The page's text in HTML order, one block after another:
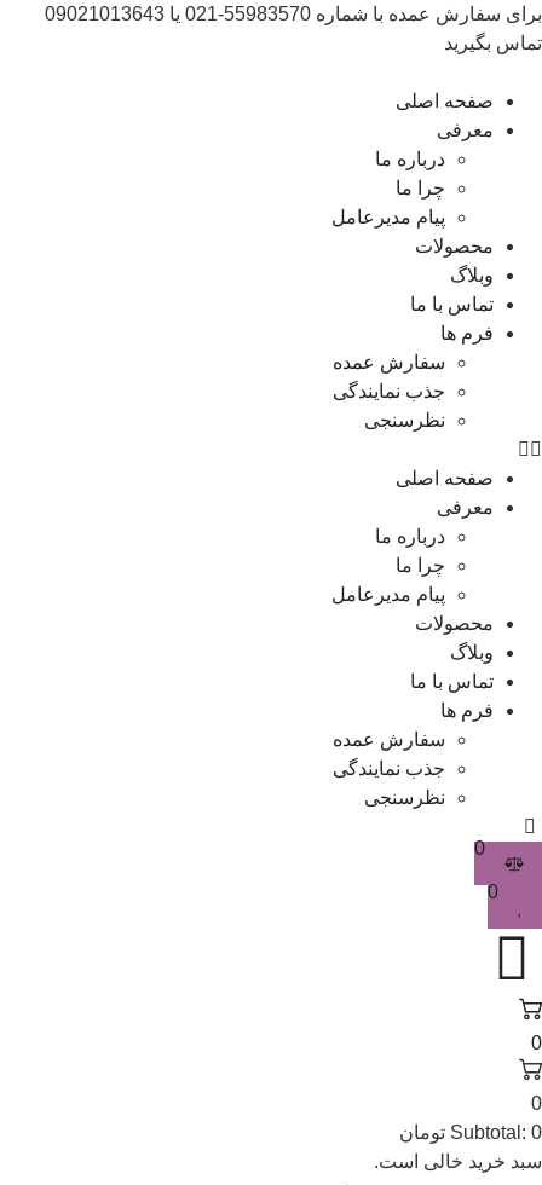
برای سفارش عمده با شماره 55983570-021 یا 09021013643
تماس بگیرید
صفحه اصلی
معرفی
درباره ما
چرا ما
پیام مدیرعامل
محصولات
وبلاگ
تماس با ما
فرم ها
سفارش عمده
جذب نمایندگی
نظرسنجی
صفحه اصلی
معرفی
درباره ما
چرا ما
پیام مدیرعامل
محصولات
وبلاگ
تماس با ما
فرم ها
سفارش عمده
جذب نمایندگی
نظرسنجی
0
0
0
0
Subtotal: 0
تومان
سبد خرید خالی است.